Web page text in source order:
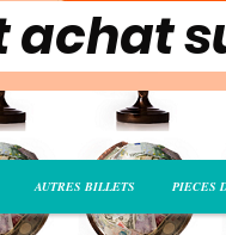
AUTRES BILLETS PIECES